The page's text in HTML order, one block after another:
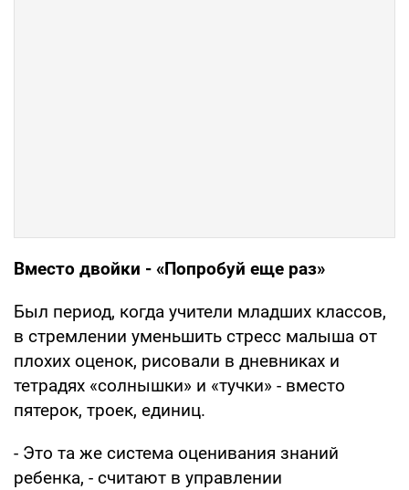
Вместо двойки - «Попробуй еще раз»
Был период, когда учители младших классов,
в стремлении уменьшить стресс малыша от
плохих оценок, рисовали в дневни­ках и
тетрадях «солнышки» и «тучки» - вместо
пятерок, троек, единиц.
- Это та же система оценивания знаний
ребенка, - считают в управлении